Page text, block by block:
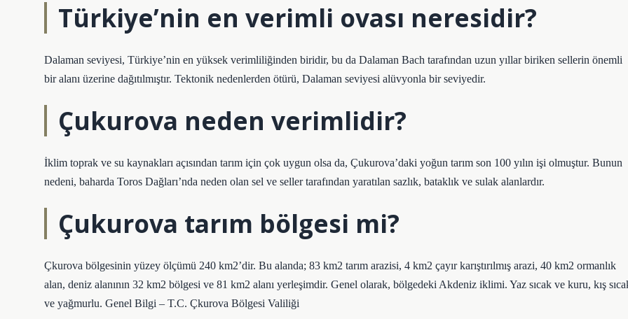
Türkiye’nin en verimli ovası neresidir?
Dalaman seviyesi, Türkiye’nin en yüksek verimliliğinden biridir, bu da Dalaman Bach tarafından uzun yıllar biriken sellerin önemli
bir alanı üzerine dağıtılmıştır. Tektonik nedenlerden ötürü, Dalaman seviyesi alüvyonla bir seviyedir.
Çukurova neden verimlidir?
İklim toprak ve su kaynakları açısından tarım için çok uygun olsa da, Çukurova’daki yoğun tarım son 100 yılın işi olmuştur. Bunun
nedeni, baharda Toros Dağları’nda neden olan sel ve seller tarafından yaratılan sazlık, bataklık ve sulak alanlardır.
Çukurova tarım bölgesi mi?
Çkurova bölgesinin yüzey ölçümü 240 km2’dir. Bu alanda; 83 km2 tarım arazisi, 4 km2 çayır karıştırılmış arazi, 40 km2 ormanlık
alan, deniz alanının 32 km2 bölgesi ve 81 km2 alanı yerleşimdir. Genel olarak, bölgedeki Akdeniz iklimi. Yaz sıcak ve kuru, kış
ve yağmurlu. Genel Bilgi – T.C. Çkurova Bölgesi Valiliği